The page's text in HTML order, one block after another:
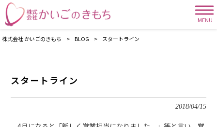
MENU
株式会社 かいごのきもち > BLOG > スタートライン
スタートライン
2018/04/15